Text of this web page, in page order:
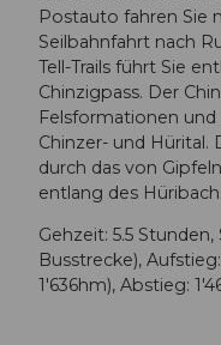
Postauto fahren Sie
Seilbahnfahrt nach
Tell-Trails führt Sie
Chinzigpass. Der
Felsformationen
Chinzer- und
durch das von
entlang des
Gehzeit: 5.5
Busstrecke),
1'636hm), Abstieg: